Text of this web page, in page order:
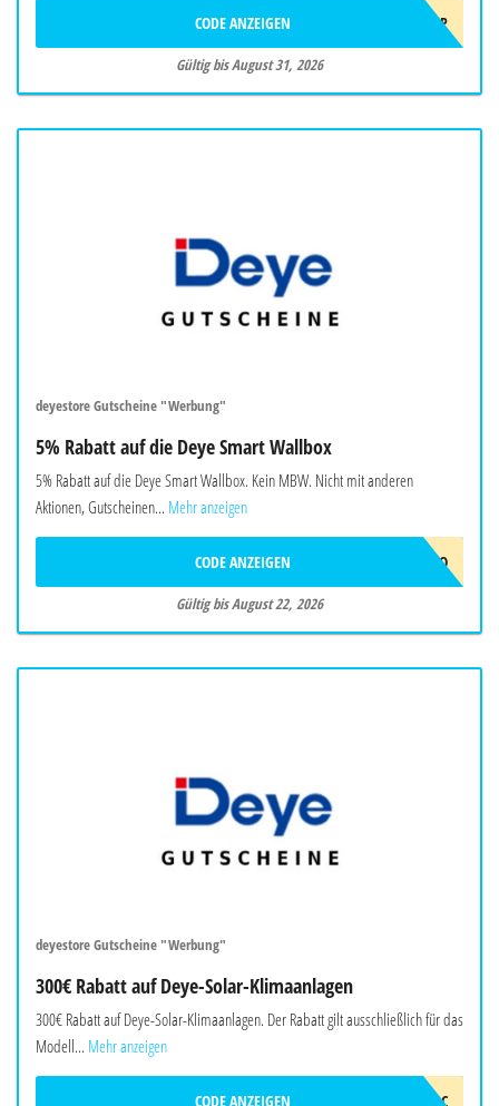
SOMMER2026OBP
CODE ANZEIGEN
Gültig bis August 31, 2026
deyestore Gutscheine "Werbung"
5% Rabatt auf die Deye Smart Wallbox
5% Rabatt auf die Deye Smart Wallbox. Kein MBW. Nicht mit anderen
Aktionen, Gutscheinen... Mehr anzeigen
EVCJULYPROMO
CODE ANZEIGEN
Gültig bis August 22, 2026
deyestore Gutscheine "Werbung"
300€ Rabatt auf Deye-Solar-Klimaanlagen
300€ Rabatt auf Deye-Solar-Klimaanlagen. Der Rabatt gilt ausschließlich für das
Modell... Mehr anzeigen
2026DEYEAWINAC
CODE ANZEIGEN